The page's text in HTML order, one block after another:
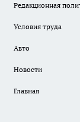
Редакционная
Условия труда
Авто
Новости
Главная